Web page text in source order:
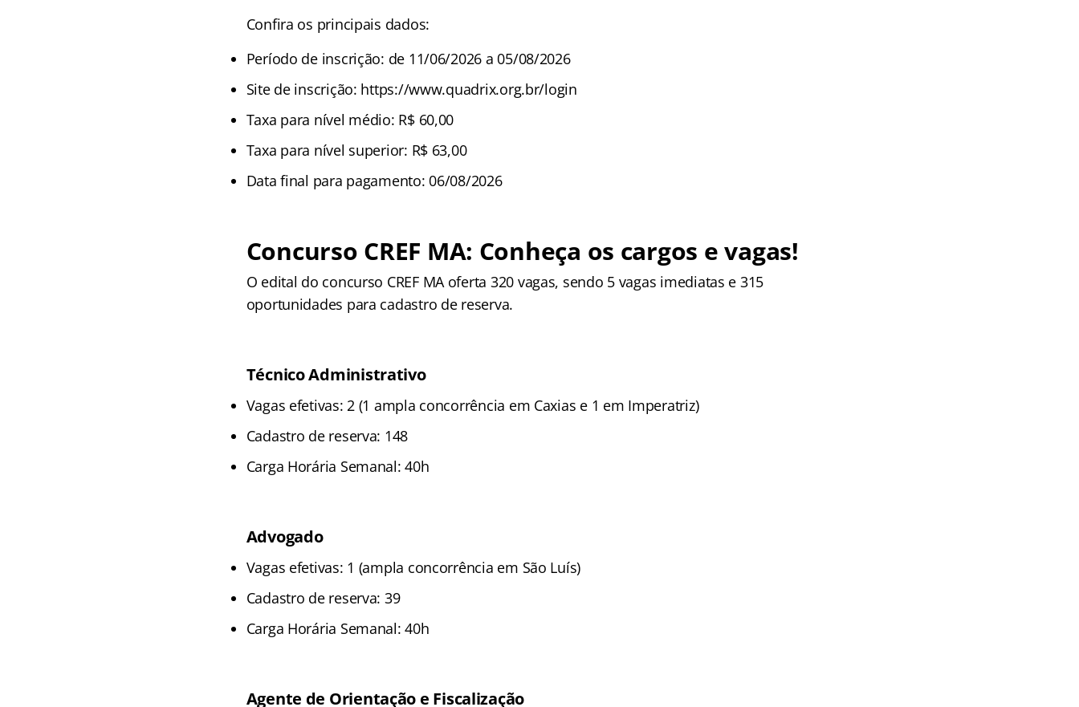
Confira os principais dados:
Período de inscrição: de 11/06/2026 a 05/08/2026
Site de inscrição: https://www.quadrix.org.br/login
Taxa para nível médio: R$ 60,00
Taxa para nível superior: R$ 63,00
Data final para pagamento: 06/08/2026
Concurso CREF MA: Conheça os cargos e vagas!
O edital do concurso CREF MA oferta 320 vagas, sendo 5 vagas imediatas e 315
oportunidades para cadastro de reserva.
Técnico Administrativo
Vagas efetivas: 2 (1 ampla concorrência em Caxias e 1 em Imperatriz)
Cadastro de reserva: 148
Carga Horária Semanal: 40h
Advogado
Vagas efetivas: 1 (ampla concorrência em São Luís)
Cadastro de reserva: 39
Carga Horária Semanal: 40h
Agente de Orientação e Fiscalização